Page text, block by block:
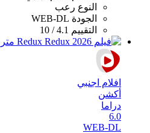
النوع رعب
الجودة WEB-DL
التقييم 4.1 / 10
افلام اجنبي
أكشن
دراما
6.0
WEB-DL